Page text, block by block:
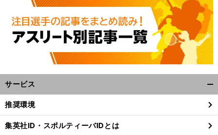
前
へ
サービス
閉
る
推奨環境
集英社ID・スポルティーバIDとは